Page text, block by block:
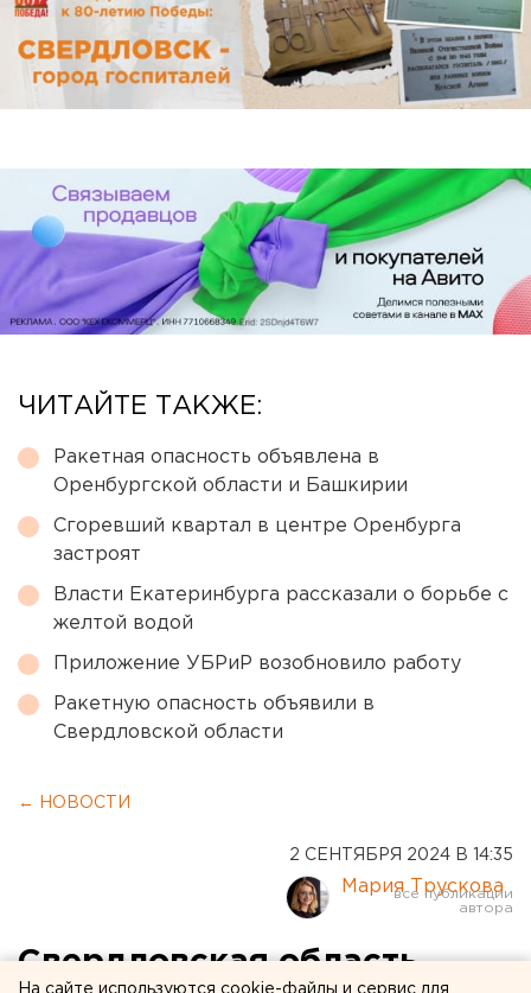
ЧИТАЙТЕ ТАКЖЕ:
Ракетная опасность объявлена в
Оренбургской области и Башкирии
Сгоревший квартал в центре Оренбурга
застроят
Власти Екатеринбурга рассказали о борьбе с
желтой водой
Приложение УБРиР возобновило работу
Ракетную опасность объявили в
Свердловской области
← НОВОСТИ
2 СЕНТЯБРЯ 2024 В 14:35
Мария Трускова
Свердловская область
На сайте используются cookie-файлы и сервис для